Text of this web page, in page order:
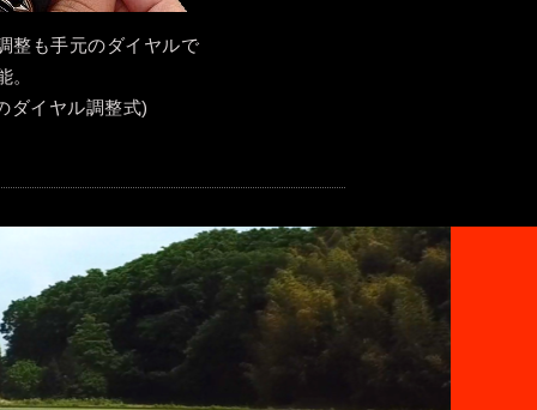
整も手元のダイヤルで
。
ダイヤル調整式)